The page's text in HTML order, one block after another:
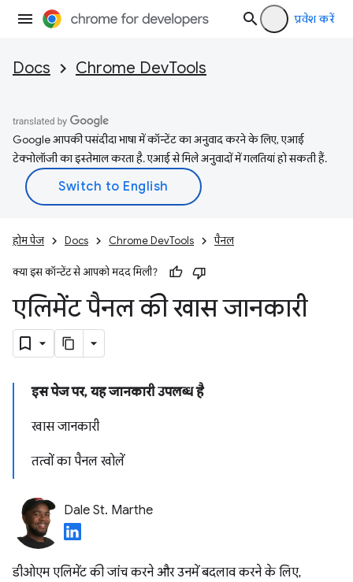
प्रवेश करें
Docs Chrome DevTools
Google आपकी पसंदीदा भाषा में कॉन्टेंट का अनुवाद करने के लिए, एआई
टेक्नोलॉजी का इस्तेमाल करता है. एआई से मिले अनुवादों में गलतियां हो सकती हैं.
होम पेज Docs Chrome DevTools पैनल
क्या इस कॉन्टेंट से आपको मदद मिली?
एलिमेंट पैनल की खास जानकारी
इस पेज पर, यह जानकारी उपलब्ध है
खास जानकारी
तत्वों का पैनल खोलें
Dale St. Marthe
डीओएम एलिमेंट की जांच करने और उनमें बदलाव करने के लिए,